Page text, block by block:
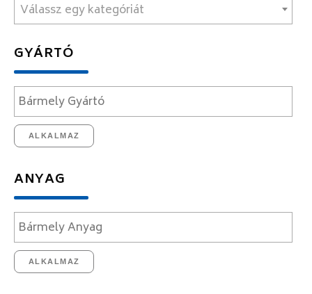
Válassz egy kategóriát
GYÁRTÓ
ALKALMAZ
ANYAG
ALKALMAZ